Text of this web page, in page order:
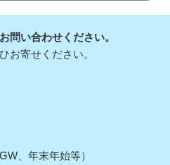
問い合わせください。
お寄せください。
、年末年始等）